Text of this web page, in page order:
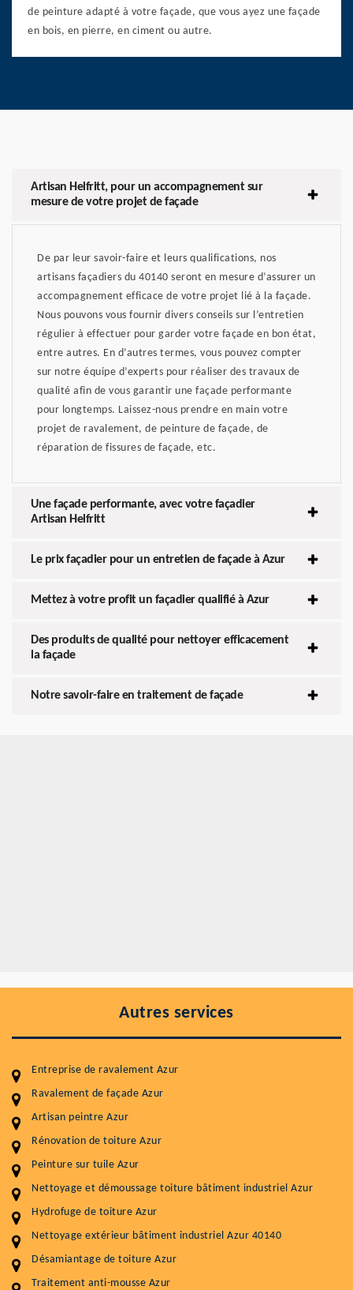
de peinture adapté à votre façade, que vous ayez une façade
en bois, en pierre, en ciment ou autre.
Artisan Helfritt, pour un accompagnement sur
mesure de votre projet de façade
De par leur savoir-faire et leurs qualifications, nos
artisans façadiers du 40140 seront en mesure d’assurer un
accompagnement efficace de votre projet lié à la façade.
Nous pouvons vous fournir divers conseils sur l’entretien
régulier à effectuer pour garder votre façade en bon état,
entre autres. En d’autres termes, vous pouvez compter
sur notre équipe d’experts pour réaliser des travaux de
qualité afin de vous garantir une façade performante
pour longtemps. Laissez-nous prendre en main votre
projet de ravalement, de peinture de façade, de
réparation de fissures de façade, etc.
Une façade performante, avec votre façadier
Artisan Helfritt
Le prix façadier pour un entretien de façade à Azur
Mettez à votre profit un façadier qualifié à Azur
Des produits de qualité pour nettoyer efficacement
la façade
Notre savoir-faire en traitement de façade
Autres services
Entreprise de ravalement Azur
Ravalement de façade Azur
Artisan peintre Azur
Rénovation de toiture Azur
Peinture sur tuile Azur
Nettoyage et démoussage toiture bâtiment industriel Azur
Hydrofuge de toiture Azur
Nettoyage extérieur bâtiment industriel Azur 40140
Désamiantage de toiture Azur
Traitement anti-mousse Azur
Entretenir votre toiture, c'est préserver sa
durabilité
Plus de 15 ans d'expérience en couverture et facade
Service
Nettoyageb toiture
Démoussage toiture